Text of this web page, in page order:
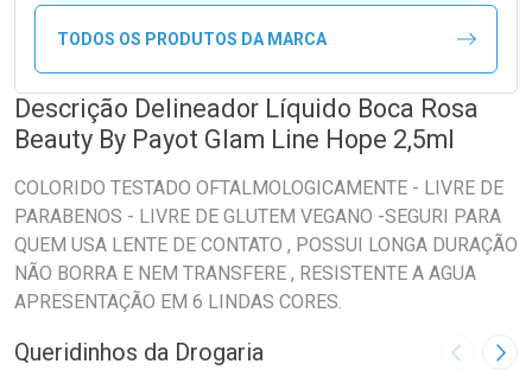
TODOS OS PRODUTOS DA MARCA
Descrição Delineador Líquido Boca Rosa
Beauty By Payot Glam Line Hope 2,5ml
COLORIDO TESTADO OFTALMOLOGICAMENTE - LIVRE DE
PARABENOS - LIVRE DE GLUTEM VEGANO -SEGURI PARA
QUEM USA LENTE DE CONTATO , POSSUI LONGA DURAÇÃO
NÃO BORRA E NEM TRANSFERE , RESISTENTE A AGUA
APRESENTAÇÃO EM 6 LINDAS CORES.
Queridinhos da Drogaria Imagem